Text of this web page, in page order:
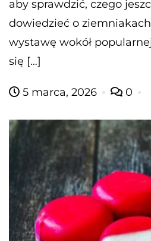
aby sprawdzić, czego
dowiedzieć o
wystawę wokół
się […]
5 marca, 2026 0